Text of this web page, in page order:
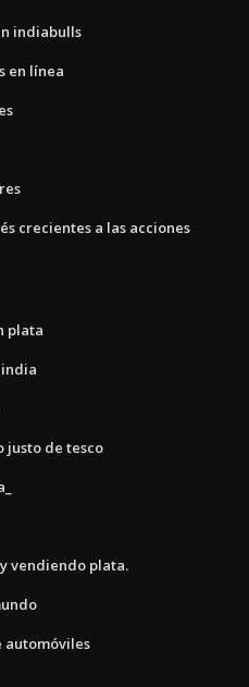
indiabulls
en línea
crecientes a las acciones
plata
justo de tesco
vendiendo plata.
automóviles